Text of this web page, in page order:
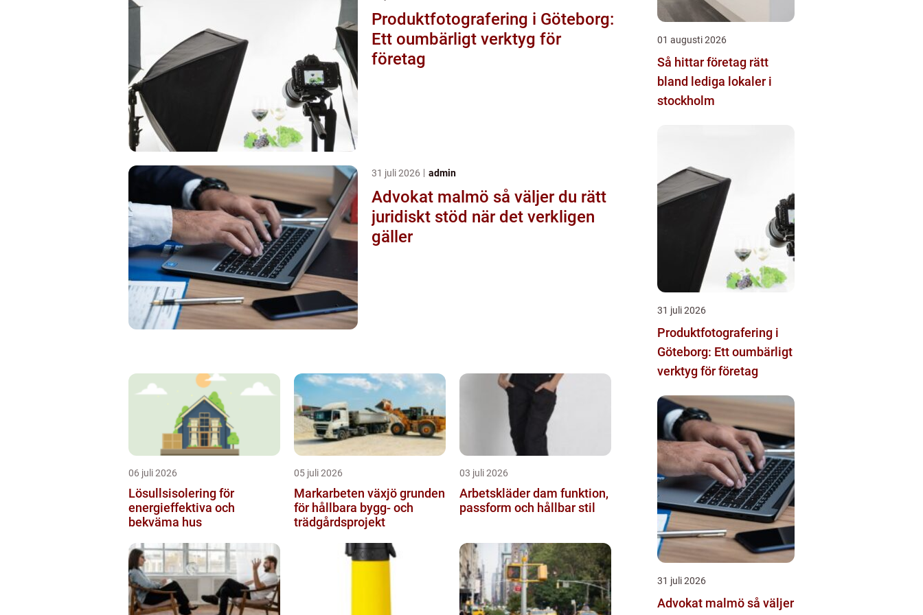
Produktfotografering i Göteborg:
Ett oumbärligt verktyg för
företag
31 juli 2026 admin
Advokat malmö så väljer du rätt
juridiskt stöd när det verkligen
gäller
06 juli 2026
Lösullsisolering för
energieffektiva och
bekväma hus
05 juli 2026
Markarbeten växjö grunden
för hållbara bygg- och
trädgårdsprojekt
03 juli 2026
Arbetskläder dam funktion,
passform och hållbar stil
01 augusti 2026
Så hittar företag rätt
bland lediga lokaler i
stockholm
31 juli 2026
Produktfotografering i
Göteborg: Ett oumbärligt
verktyg för företag
31 juli 2026
Advokat malmö så väljer